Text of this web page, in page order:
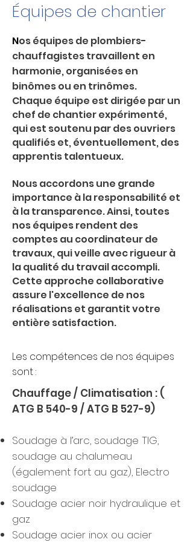
Équipes de chantier
Nos équipes de plombiers-
chauffagistes travaillent en
harmonie, organisées en
binômes ou en trinômes.
Chaque équipe est dirigée par un
chef de chantier expérimenté,
qui est soutenu par des ouvriers
qualifiés et, éventuellement, des
apprentis talentueux.
Nous accordons une grande
importance à la responsabilité et
à la transparence. Ainsi, toutes
nos équipes rendent des
comptes au coordinateur de
travaux, qui veille avec rigueur à
la qualité du travail accompli.
Cette approche collaborative
assure l'excellence de nos
réalisations et garantit votre
entière satisfaction.
Les compétences de nos équipes
sont:
Chauffage / Climatisation : (
ATG B 540-9 / ATG B 527-9)
Soudage à l’arc, soudage TIG,
soudage au chalumeau
(également fort au gaz), Electro
soudage
Soudage acier noir hydraulique et
gaz
Soudage acier inox ou acier